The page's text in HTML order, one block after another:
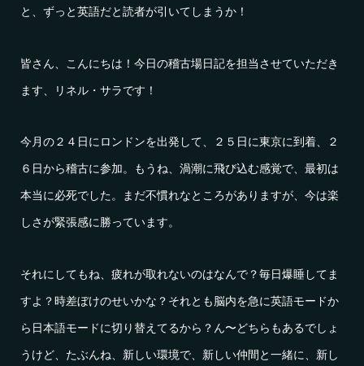
と、ずっと英語だと読者が引いてしまうか！
皆さん、こんにちは！今日の稽古場日記を担当させていただき
ます、リネル・サラです！
今月の２４日にロンドンを出発して、２５日に東京に到着、２
６日から稽古に参加。もうね、渦潮に飛び込む感覚で、最初は
本当に必死でした。まだ不慣れなところがありますが、今は楽
しさが緊張感に勝っています。
それにしてもね、疲れが取れないのはなんで？毎日爆睡してま
すよ？時差ぼけのせいかな？それとも脳内を急に英語モードか
ら日本語モードに切り替えてるから？ん〜どちらもあるでしょ
うけど、たぶんね、新しい環境で、新しい仲間と一緒に、新し